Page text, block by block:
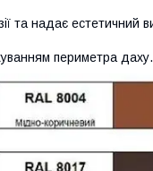
та надає естетичний
периметра даху.